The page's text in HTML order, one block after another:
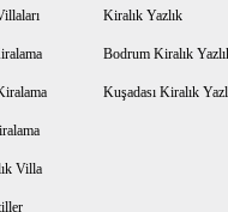
Villa
Kiralık Yazlık
Bodrum Kiralık
Kuşadası Kiralık